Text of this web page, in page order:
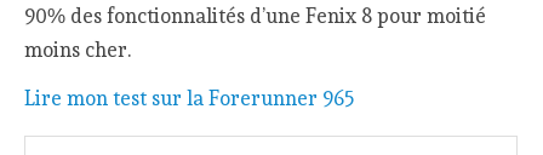
prix de cette comparaison : quelque chose comme
90% des fonctionnalités d’une Fenix 8 pour moitié